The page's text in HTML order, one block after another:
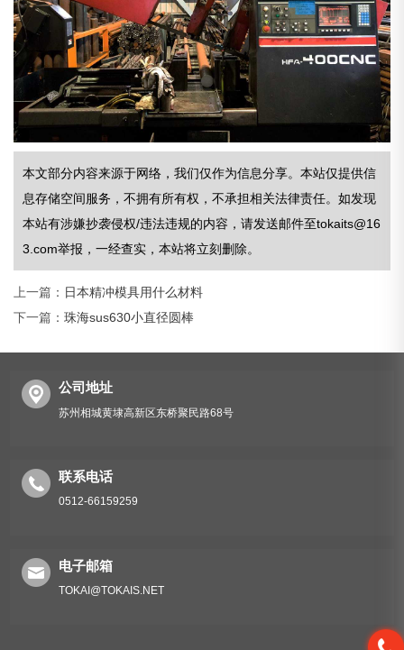
本文部分内容来源于网络，我们仅作为信息分享。本站仅提供信
息存储空间服务，不拥有所有权，不承担相关法律责任。如发现
本站有涉嫌抄袭侵权/违法违规的内容，请发送邮件至tokaits@16
3.com举报，一经查实，本站将立刻删除。
上一篇： 日本精冲模具用什么材料
下一篇：珠海sus630小直径圆棒
公司地址
苏州相城黄埭高新区东桥聚民路68号
联系电话
0512-66159259
电子邮箱
TOKAI@TOKAIS.NET